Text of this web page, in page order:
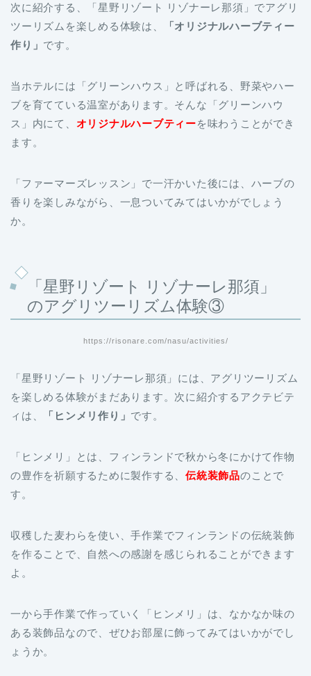
次に紹介する、「星野リゾート リゾナーレ那須」でアグリ
ツーリズムを楽しめる体験は、
「オリジナルハーブティー
作り」 です。
当ホテルには「グリーンハウス」と呼ばれる、野菜やハー
ブを育てている温室があります。そんな「グリーンハウ
ス」内にて、 オリジナルハーブティーを味わうことができ
ます。
「ファーマーズレッスン」で一汗かいた後には、ハーブの
香りを楽しみながら、一息ついてみてはいかがでしょう
か。
「星野リゾート リゾナーレ那須」
のアグリツーリズム体験③
https://risonare.com/nasu/activities/
「星野リゾート リゾナーレ那須」には、アグリツーリズム
を楽しめる体験がまだあります。次に紹介するアクテビテ
ィは、
「ヒンメリ作り」 です。
「ヒンメリ」とは、フィンランドで秋から冬にかけて作物
の豊作を祈願するために製作する、伝統装飾品のことで
す。
収穫した麦わらを使い、手作業でフィンランドの伝統装飾
を作ることで、自然への感謝を感じられることができます
よ。
一から手作業で作っていく「ヒンメリ」は、なかなか味の
ある装飾品なので、ぜひお部屋に飾ってみてはいかがでし
ょうか。